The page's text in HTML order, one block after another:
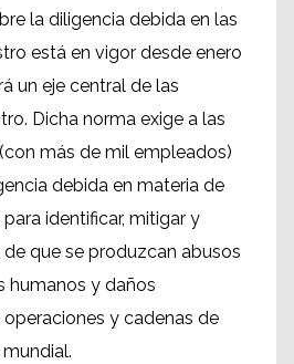
la diligencia debida en las
está en vigor desde enero
un eje central de las
Dicha norma exige a las
más de mil empleados)
debida en materia de
identificar, mitigar y
que se produzcan abusos
humanos y daños
y cadenas de